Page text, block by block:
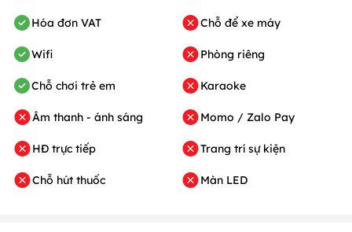
Hóa đơn VAT
Wifi
Chỗ chơi trẻ em
Âm thanh - ánh sáng
HĐ trực tiếp
Chỗ hút thuốc
Chỗ để xe máy
Phòng riêng
Karaoke
Momo / Zalo Pay
Trang trí sự kiện
Màn LED